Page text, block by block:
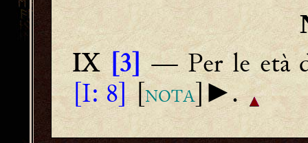
IX [3] — Per le età
[I: 8][NOTA]►.